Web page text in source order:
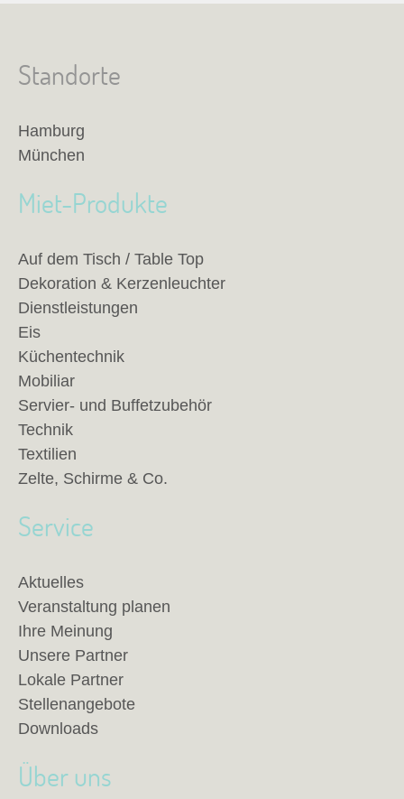
Standorte
Hamburg
München
Miet-Produkte
Auf dem Tisch / Table Top
Dekoration & Kerzenleuchter
Dienstleistungen
Eis
Küchentechnik
Mobiliar
Servier- und Buffetzubehör
Technik
Textilien
Zelte, Schirme & Co.
Service
Aktuelles
Veranstaltung planen
Ihre Meinung
Unsere Partner
Lokale Partner
Stellenangebote
Downloads
Über uns